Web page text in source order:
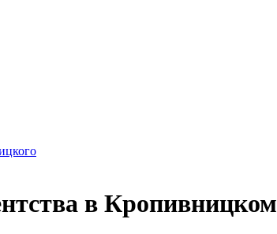
в Кропивницком